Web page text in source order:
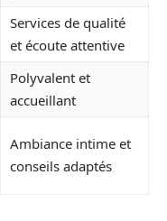
Services de qualité
et écoute attentive
Polyvalent et
accueillant
Ambiance intime et
conseils adaptés